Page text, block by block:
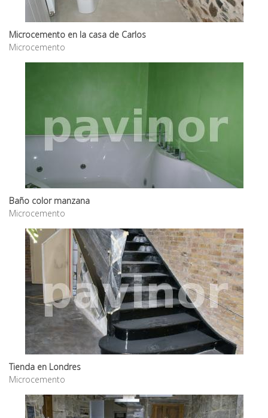
Microcemento en la casa de Carlos
Microcemento
Baño color manzana
Microcemento
Tienda en Londres
Microcemento